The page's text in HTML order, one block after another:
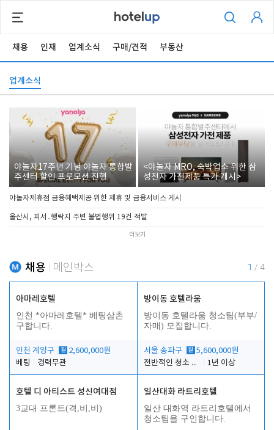
채용 인재 업계소식 구매/견적 부동산
업계소식
야놀자17주년 기념 야놀자 통합발
주센터 할인 프로모션 진행
<야놀자 MRO, 숙박업소 위한 삼
성전자 가전제품 특가 개시>
야놀자제휴점 금융혜택제공 위한 제휴 및 금융서비스 게시
울산시, 피서․행락지 주변 불법행위 19건 적발
더보기
채용 메인박스 1 / 4
아마레호텔
인천 *아마레호텔* 베팅삼촌
구합니다.
인천 계양구 월 2,600,000원
베팅
경력무관
방이동 호텔라움
방이동 호텔라움 청소팀(부부/
자매) 모집합니다.
서울 송파구 월 5,600,000원
전반적인 청소 업무(객실청소.객실정리)
1년 이상
호텔 디 아티스트 성신여대점
3교대 프론트(격,비,비)
일산대화 라트리호텔
일산 대화역 라트리호텔에서
청소팀을 구인합니다.